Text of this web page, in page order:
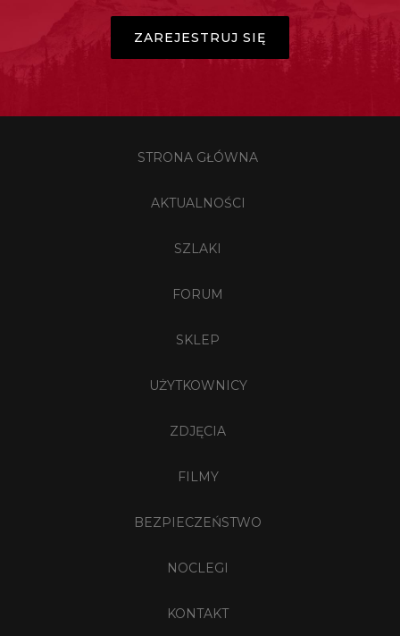
ZAREJESTRUJ SIĘ
STRONA GŁÓWNA
AKTUALNOŚCI
SZLAKI
FORUM
SKLEP
UŻYTKOWNICY
ZDJĘCIA
FILMY
BEZPIECZEŃSTWO
NOCLEGI
KONTAKT